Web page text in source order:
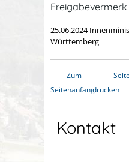
Freigabevermerk
25.06.2024
Württemberg
Zum
Seitenanfangdrucken
Kontakt